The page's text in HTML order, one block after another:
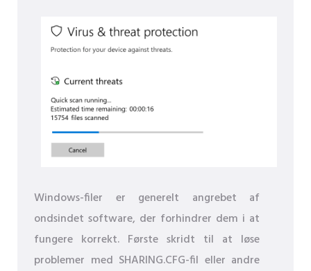
Windows-filer er generelt angrebet af
ondsindet software, der forhindrer dem i at
fungere korrekt. Første skridt til at løse
problemer med SHARING.CFG-fil eller andre